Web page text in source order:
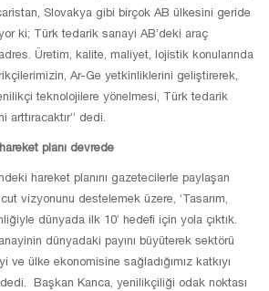
Slovakya gibi birçok AB ülkesini geride
ki; Türk tedarik sanayi AB’deki araç
Üretim, kalite, maliyet, lojistik konularında
Ar-Ge yetkinliklerini geliştirerek,
teknolojilere yönelmesi, Türk tedarik
arttıracaktır” dedi.
planı devrede
hareket planını gazetecilerle paylaşan
vizyonunu destelemek üzere, ‘Tasarım,
dünyada ilk 10’ hedefi için yola çıktık.
dünyadaki payını büyüterek sektörü
ve ülke ekonomisine sağladığımız katkıyı
dedi. Başkan Kanca, yenilikçiliği odak noktası